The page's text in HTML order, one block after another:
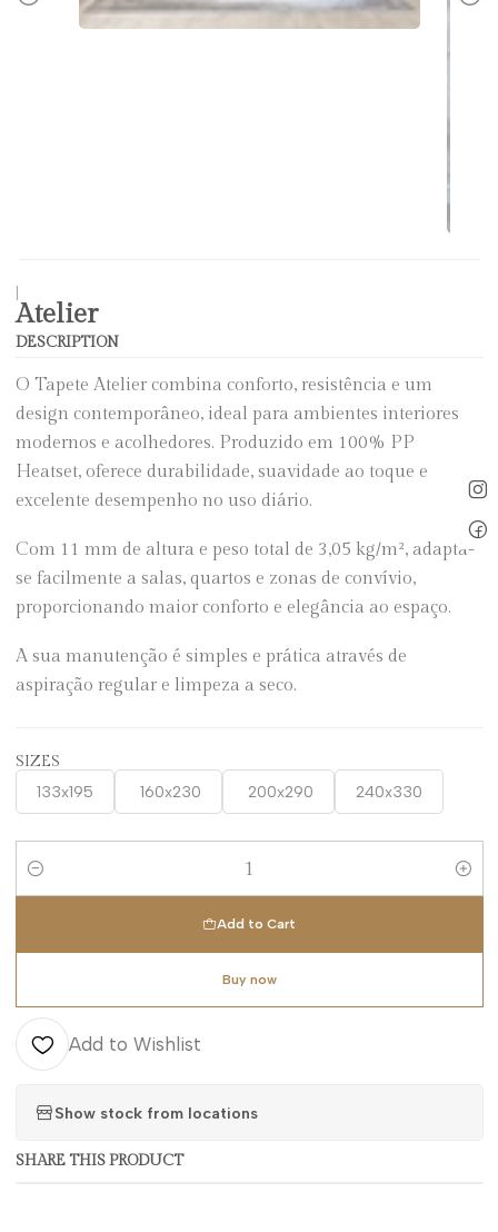
Atelier
DESCRIPTION
O Tapete Atelier combina conforto, resistência e um
design contemporâneo, ideal para ambientes interiores
modernos e acolhedores. Produzido em 100% PP
Heatset, oferece durabilidade, suavidade ao toque e
excelente desempenho no uso diário.
Com 11 mm de altura e peso total de 3,05 kg/m², adapta-
se facilmente a salas, quartos e zonas de convívio,
proporcionando maior conforto e elegância ao espaço.
A sua manutenção é simples e prática através de
aspiração regular e limpeza a seco.
SIZES
133x195 160x230 200x290 240x330
Quantity
Add to Cart
Buy now
Add to Wishlist
Show stock from locations
SHARE THIS PRODUCT